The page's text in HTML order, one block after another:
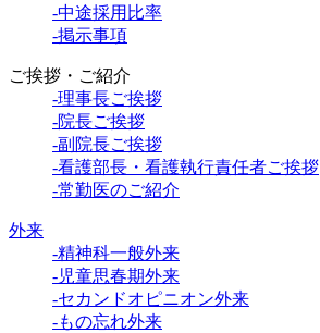
-中途採用比率
-掲示事項
ご挨拶・ご紹介
-理事長ご挨拶
-院長ご挨拶
-副院長ご挨拶
-看護部長・看護執行責任者ご挨拶
-常勤医のご紹介
外来
-精神科一般外来
-児童思春期外来
-セカンドオピニオン外来
-もの忘れ外来